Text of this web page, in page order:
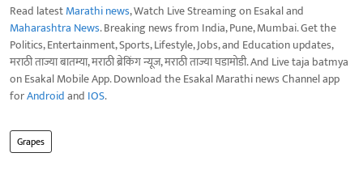
Read latestMarathi news, Watch Live Streaming on Esakal and
Maharashtra News. Breaking news from India, Pune, Mumbai. Get the
Politics, Entertainment, Sports, Lifestyle, Jobs, and Education updates,
मराठी ताज्या बातम्या, मराठी ब्रेकिंग न्यूज, मराठी ताज्या घडामोडी. And Live taja batmya
on Esakal Mobile App. Download the Esakal Marathi news Channel app
forAndroidand IOS.
Grapes